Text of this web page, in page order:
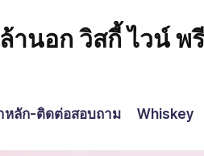
นอก วิสกี้ ไวน์ พ
หลัก-ติดต่อสอบถาม Whiskey